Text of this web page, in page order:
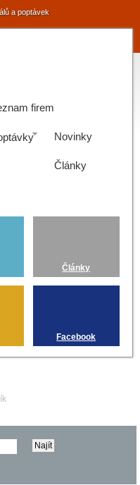
a poptávek
firem
Novinky
Články
Články
Facebook